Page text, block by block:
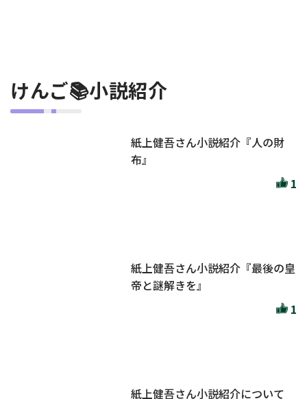
けんご📚小説紹介
紙上健吾さん小説紹介『人の財
布』
1
紙上健吾さん小説紹介『最後の皇
帝と謎解きを』
1
紙上健吾さん小説紹介について